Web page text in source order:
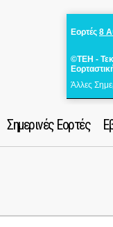
Εορτές 8
©ΤΕΗ -
Άλλες
Σημερινές Εορτές